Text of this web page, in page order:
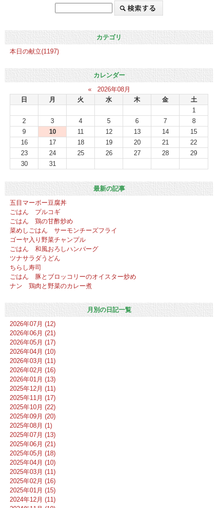
カテゴリ
本日の献立(1197)
カレンダー
«
2026年08月
日
月 火 水 木 金
土
1
2
3 4 5 6 7
8
9
10 11 12 13 14
15
16
17 18 19 20 21
22
23
24 25 26 27 28
29
30
31
最新の記事
五目マーボー豆腐丼
ごはん プルコギ
ごはん 鶏の甘酢炒め
菜めしごはん サーモンチーズフライ
ゴーヤ入り野菜チャンプル
ごはん 和風おろしハンバーグ
ツナサラダうどん
ちらし寿司
ごはん 豚とブロッコリーのオイスター炒め
ナン 鶏肉と野菜のカレー煮
月別の日記一覧
2026年07月 (12)
2026年06月 (21)
2026年05月 (17)
2026年04月 (10)
2026年03月 (11)
2026年02月 (16)
2026年01月 (13)
2025年12月 (11)
2025年11月 (17)
2025年10月 (22)
2025年09月 (20)
2025年08月 (1)
2025年07月 (13)
2025年06月 (21)
2025年05月 (18)
2025年04月 (10)
2025年03月 (11)
2025年02月 (16)
2025年01月 (15)
2024年12月 (11)